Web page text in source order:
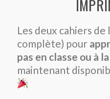
Les deux cahiers
complète) pour
pas en classe ou à
maintenant